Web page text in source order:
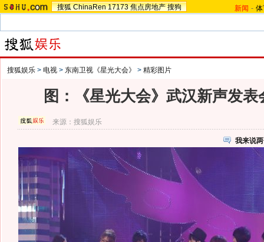
搜狐 ChinaRen 17173 焦点房地产 搜狗 新闻 -
搜狐娱乐 > 电视 > 东南卫视《星光大会》 > 精彩图片
图：《星光大会》武汉新声发表
来源：搜狐娱乐
我来说